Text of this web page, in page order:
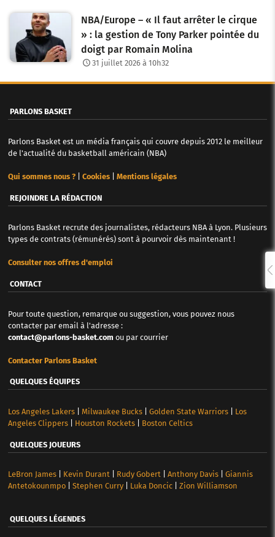
NBA/Europe – « Il faut arrêter le cirque
» : la gestion de Tony Parker pointée du
doigt par Romain Molina
31 juillet 2026 à 10h32
PARLONS BASKET
Parlons Basket est un média français qui couvre depuis 2012 le meilleur
de l'actualité du basketball américain (NBA)
Qui sommes nous ?| Cookies| Mentions légales
REJOINDRE LA RÉDACTION
Parlons Basket recrute des journalistes, rédacteurs NBA à Lyon. Plusieurs
types de contrats (rémunérés) sont à pourvoir dès maintenant !
Consulter nos offres d'emploi
CONTACT
Pour toute question, remarque ou suggestion, vous pouvez nous
contacter par email à l'adresse :
contact@parlons-basket.com ou par courrier
Contacter Parlons Basket
QUELQUES ÉQUIPES
Los Angeles Lakers| Milwaukee Bucks| Golden State Warriors| Los
Angeles Clippers| Houston Rockets| Boston Celtics
QUELQUES JOUEURS
LeBron James| Kevin Durant| Rudy Gobert| Anthony Davis| Giannis
Antetokounmpo| Stephen Curry| Luka Doncic| Zion Williamson
QUELQUES LÉGENDES